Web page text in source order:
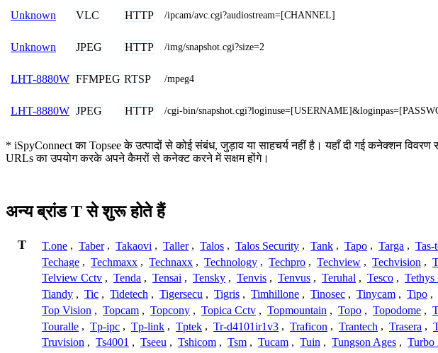
Unknown VLC HTTP /ipcam/avc.cgi?audiostream=[CHANNEL]
Unknown JPEG HTTP /img/snapshot.cgi?size=2
LHT-8880W FFMPEG RTSP /mpeg4
LHT-8880W JPEG HTTP /cgi-bin/
* iSpyConnect का Topsee के उत्पादों से कोई संबंध, जुड़ाव या साहचर्य नहीं है। यहाँ दी गई कनेक्शन
URLs का उपयोग करके अपने कैमरों से कनेक्ट करने में सक्षम होंगे।
अन्य ब्रांड T से शुरू होते हैं
T T.one , Taber , Takaovi , Taller , Talos , Talos Security , Tank , Tapo , Targa , Tas-
Techage , Techmaxx , Technaxx , Technology , Techpro , Techview , Techvision ,
Telview Cctv , Tenda , Tensai , Tensky , Tenvis , Tenvus , Teruhal , Tesco , Tethys
Tiandy , Tic , Tidetech , Tigersecu , Tigris , Timhillone , Tinosec , Tinycam , Tipo ,
Top Vision , Topcam , Topcony , Topica Cctv , Topmountain , Topo , Topodome ,
Touralle , Tp-ipc , Tp-link , Tptek , Tr-d4101ir1v3 , Traficon , Trantech , Trasera ,
Truvision , Ts4001 , Tseeu , Tshicom , Tsm , Tucam , Tuin , Tungson Ages , Turbo